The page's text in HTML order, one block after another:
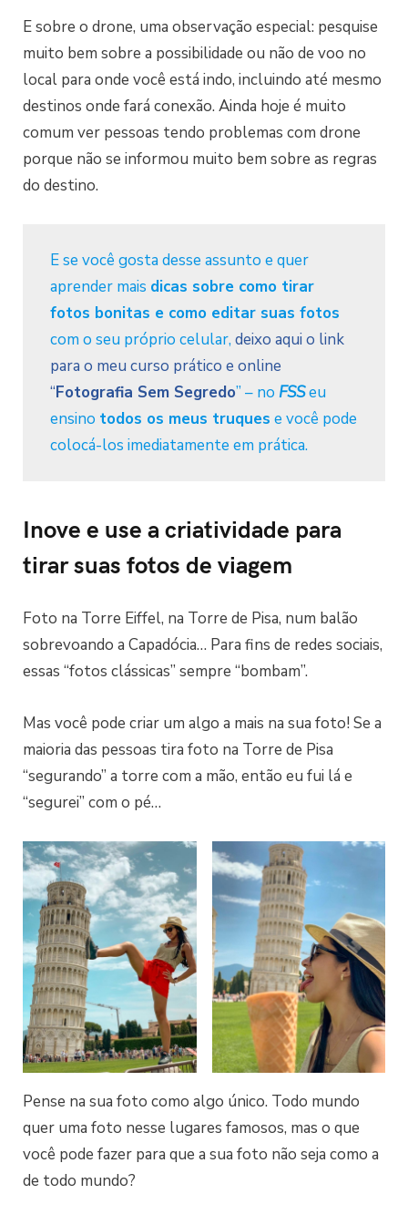
E sobre o drone, uma observação especial: pesquise
muito bem sobre a possibilidade ou não de voo no
local para onde você está indo, incluindo até mesmo
destinos onde fará conexão. Ainda hoje é muito
comum ver pessoas tendo problemas com drone
porque não se informou muito bem sobre as regras
do destino.
E se você gosta desse assunto e quer
aprender mais dicas sobre como tirar
fotos bonitas e como editar suas fotos
com o seu próprio celular, deixo aqui o link
para o meu curso prático e online
“Fotografia Sem Segredo” – no FSSeu
ensino todos os meus truques e você pode
colocá-los imediatamente em prática.
Inove e use a criatividade para
tirar suas fotos de viagem
Foto na Torre Eiffel, na Torre de Pisa, num balão
sobrevoando a Capadócia… Para fins de redes sociais,
essas “fotos clássicas” sempre “bombam”.
Mas você pode criar um algo a mais na sua foto! Se a
maioria das pessoas tira foto na Torre de Pisa
“segurando” a torre com a mão, então eu fui lá e
“segurei” com o pé…
Pense na sua foto como algo único. Todo mundo
quer uma foto nesse lugares famosos, mas o que
você pode fazer para que a sua foto não seja como a
de todo mundo?